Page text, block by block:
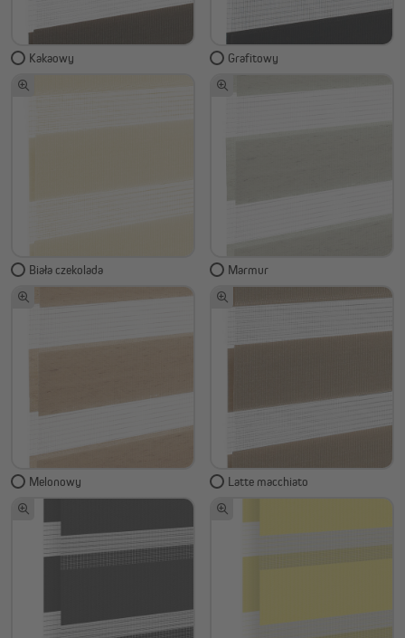
Kakaowy Grafitowy
Biała czekolada Marmur
Melonowy Latte macchiato